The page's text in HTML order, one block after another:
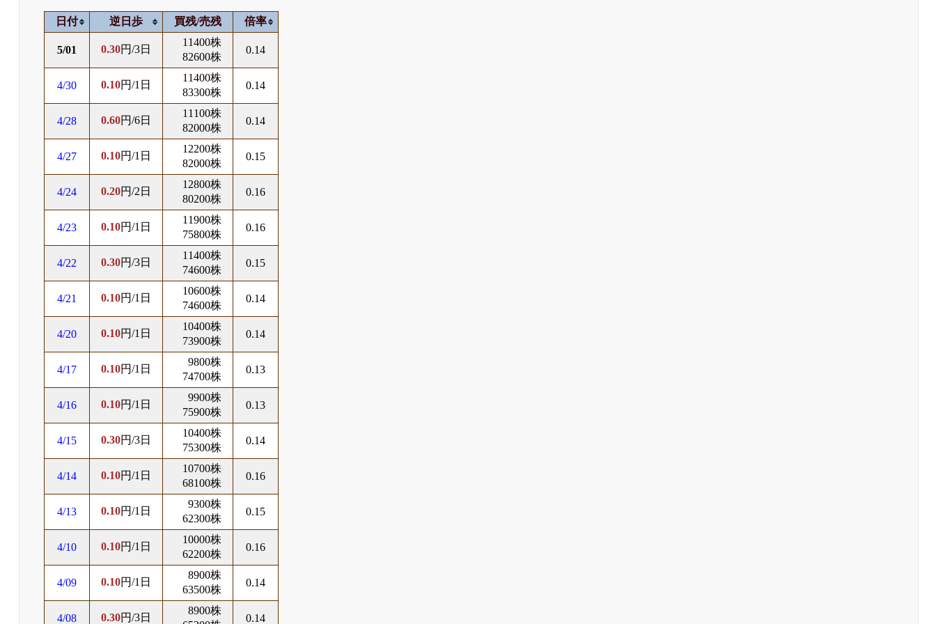
日付 逆日歩 買残/売残 倍率
5/01 0.30円/3日
11400株
82600株
0.14
4/30 0.10円/1日
11400株
83300株
0.14
4/28 0.60円/6日
11100株
82000株
0.14
4/27 0.10円/1日
12200株
82000株
0.15
4/24 0.20円/2日
12800株
80200株
0.16
4/23 0.10円/1日
11900株
75800株
0.16
4/22 0.30円/3日
11400株
74600株
0.15
4/21 0.10円/1日
10600株
74600株
0.14
4/20 0.10円/1日
10400株
73900株
0.14
4/17 0.10円/1日
9800株
74700株
0.13
4/16 0.10円/1日
9900株
75900株
0.13
4/15 0.30円/3日
10400株
75300株
0.14
4/14 0.10円/1日
10700株
68100株
0.16
4/13 0.10円/1日
9300株
62300株
0.15
4/10 0.10円/1日
10000株
62200株
0.16
4/09 0.10円/1日
8900株
63500株
0.14
4/08 0.30円/3日
8900株
0.14